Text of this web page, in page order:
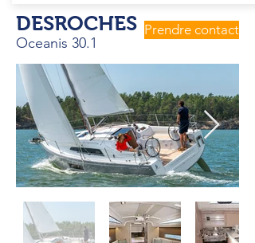
DESROCHES
Oceanis 30.1
Prendre contact